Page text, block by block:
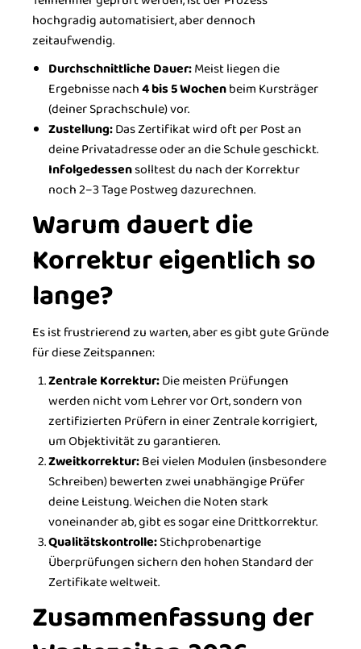
hochgradig automatisiert, aber dennoch
zeitaufwendig.
Durchschnittliche Dauer:Meist liegen die
Ergebnisse nach4 bis 5 Wochenbeim Kursträger
(deiner Sprachschule) vor.
Zustellung:Das Zertifikat wird oft per Post an
deine Privatadresse oder an die Schule geschickt.
Infolgedessensolltest du nach der Korrektur
noch 2–3 Tage Postweg dazurechnen.
Warum dauert die
Korrektur eigentlich so
lange?
Es ist frustrierend zu warten, aber es gibt gute Gründe
für diese Zeitspannen:
Zentrale Korrektur:Die meisten Prüfungen
werden nicht vom Lehrer vor Ort, sondern von
zertifizierten Prüfern in einer Zentrale korrigiert,
um Objektivität zu garantieren.
Zweitkorrektur:Bei vielen Modulen (insbesondere
Schreiben) bewerten zwei unabhängige Prüfer
deine Leistung. Weichen die Noten stark
voneinander ab, gibt es sogar eine Drittkorrektur.
Qualitätskontrolle:Stichprobenartige
Überprüfungen sichern den hohen Standard der
Zertifikate weltweit.
Zusammenfassung der